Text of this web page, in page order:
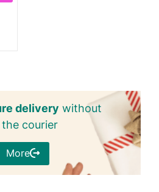
delivery without
courier
More